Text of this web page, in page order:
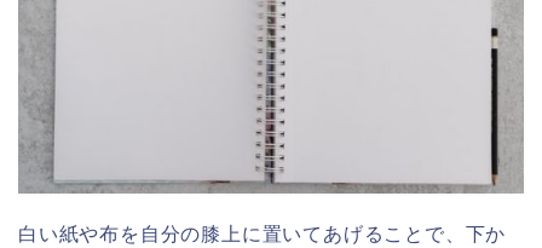
白い紙や布を自分の膝上に置いてあげることで、下か